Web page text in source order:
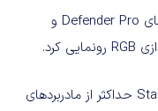
ADATA از دو کیس کامپیوتر جدید به نام‌های Defender Pro و
Defender Pro از مادربرد E-ATX و Starker Air حداکثر از مادربردهای